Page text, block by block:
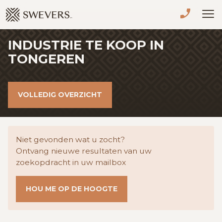
VERKOPEN
INDUSTRIE TE KOOP IN
TONGEREN
VOLLEDIG OVERZICHT
Niet gevonden wat u zocht?
Ontvang nieuwe resultaten van uw
zoekopdracht in uw mailbox
HOU ME OP DE HOOGTE